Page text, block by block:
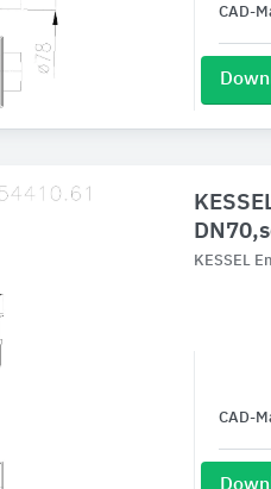
CAD-
KESSEL
CAD-